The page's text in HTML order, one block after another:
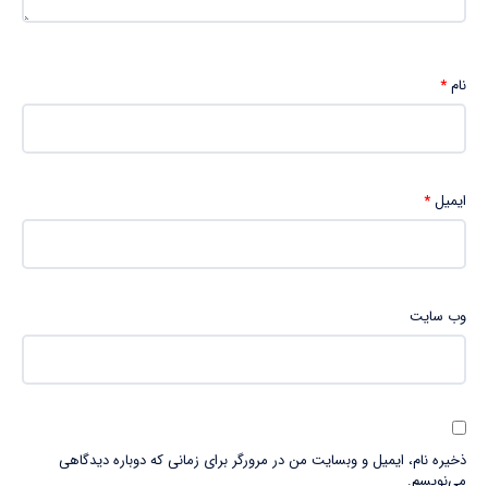
نام*
ایمیل*
وب‌ سایت
ذخیره نام، ایمیل و وبسایت من در مرورگر برای زمانی که دوباره دیدگاهی
می‌نویسم.